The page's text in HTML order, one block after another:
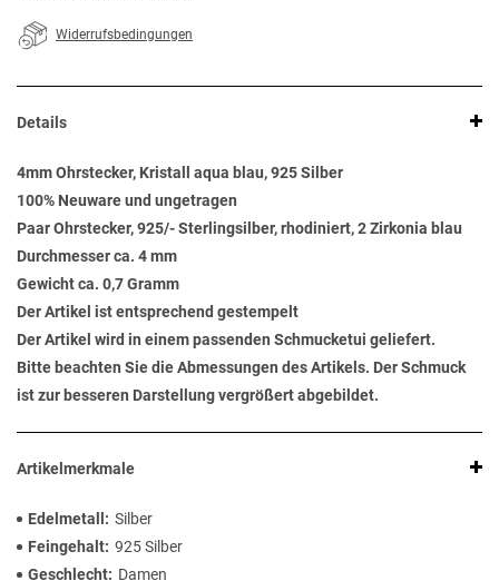
Widerrufsbedingungen
Details
4mm Ohrstecker, Kristall aqua blau, 925 Silber
100% Neuware und ungetragen
Paar Ohrstecker, 925/- Sterlingsilber, rhodiniert, 2 Zirkonia blau
Durchmesser ca. 4 mm
Gewicht ca. 0,7 Gramm
Der Artikel ist entsprechend gestempelt
Der Artikel wird in einem passenden Schmucketui geliefert.
Bitte beachten Sie die Abmessungen des Artikels. Der Schmuck
ist zur besseren Darstellung vergrößert abgebildet.
Artikelmerkmale
Edelmetall
Silber
Feingehalt 925 Silber
Geschlecht
Damen